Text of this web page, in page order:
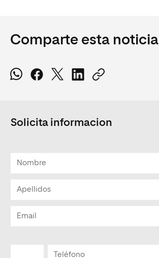
Comparte esta noticia
Solicita informacion